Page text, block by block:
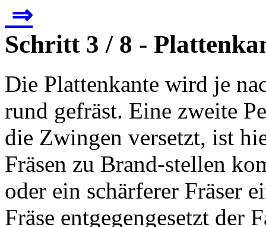
⇒
Schritt 3 / 8 -
Die Plattenkante wird je
rund gefräst. Eine zweite
die Zwingen versetzt, ist
Fräsen zu Brand-stellen
oder ein schärferer Fräser
Fräse entgegengesetzt der